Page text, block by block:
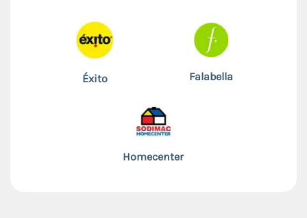
Éxito Falabella
Homecenter